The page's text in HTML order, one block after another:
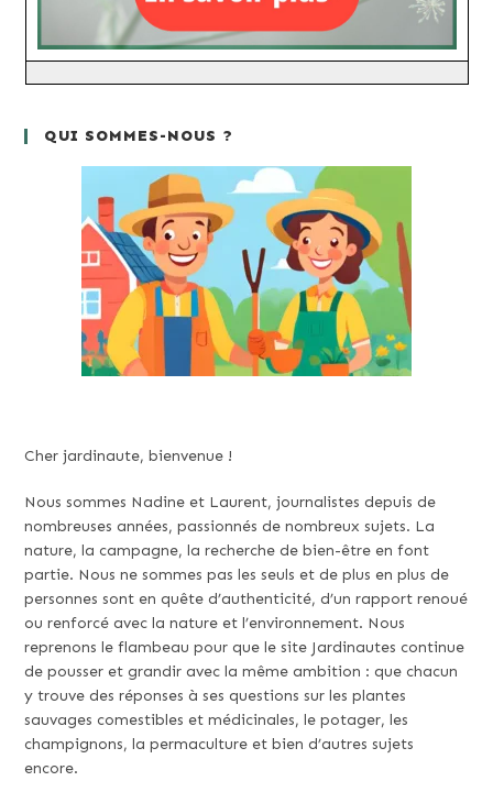
QUI SOMMES-NOUS ?
Cher jardinaute, bienvenue !
Nous sommes Nadine et Laurent, journalistes depuis de
nombreuses années, passionnés de nombreux sujets. La
nature, la campagne, la recherche de bien-être en font
partie. Nous ne sommes pas les seuls et de plus en plus de
personnes sont en quête d’authenticité, d’un rapport renoué
ou renforcé avec la nature et l’environnement. Nous
reprenons le flambeau pour que le site Jardinautes continue
de pousser et grandir avec la même ambition : que chacun
y trouve des réponses à ses questions sur les plantes
sauvages comestibles et médicinales, le potager, les
champignons, la permaculture et bien d’autres sujets
encore.